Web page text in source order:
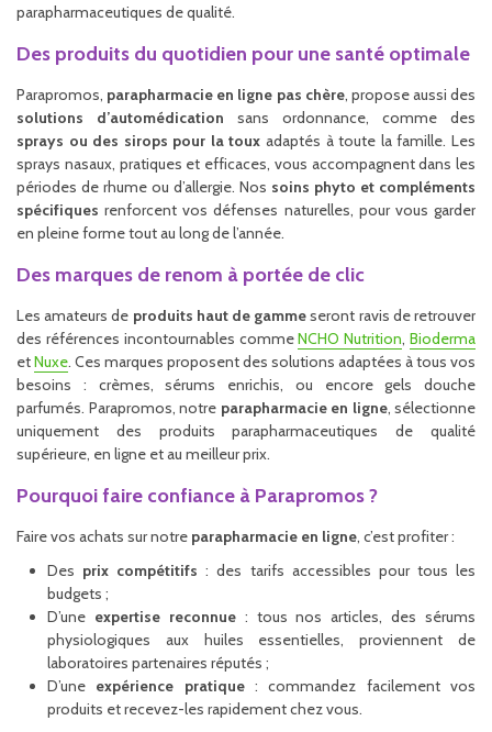
parapharmaceutiques de qualité.
Des produits du quotidien pour une santé optimale
Parapromos, parapharmacie en ligne pas chère, propose aussi des
solutions d’automédication sans ordonnance, comme des
sprays ou des sirops pour la toux adaptés à toute la famille. Les
sprays nasaux, pratiques et efficaces, vous accompagnent dans les
périodes de rhume ou d’allergie. Nos soins phyto et compléments
spécifiques renforcent vos défenses naturelles, pour vous garder
en pleine forme tout au long de l’année.
Des marques de renom à portée de clic
Les amateurs de produits haut de gammeseront ravis de retrouver
des références incontournables commeNCHO Nutrition,Bioderma
etNuxe. Ces marques proposent des solutions adaptées à tous vos
besoins : crèmes, sérums enrichis, ou encore gels douche
parfumés. Parapromos, notre parapharmacie en ligne, sélectionne
uniquement des produits parapharmaceutiques de qualité
supérieure, en ligne et au meilleur prix.
Pourquoi faire confiance à Parapromos ?
Faire vos achats sur notre parapharmacie en ligne, c’est profiter :
Des prix compétitifs : des tarifs accessibles pour tous les
budgets ;
D’une expertise reconnue: tous nos articles, des sérums
physiologiques aux huiles essentielles, proviennent de
laboratoires partenaires réputés ;
D’une expérience pratique: commandez facilement vos
produits et recevez-les rapidement chez vous.